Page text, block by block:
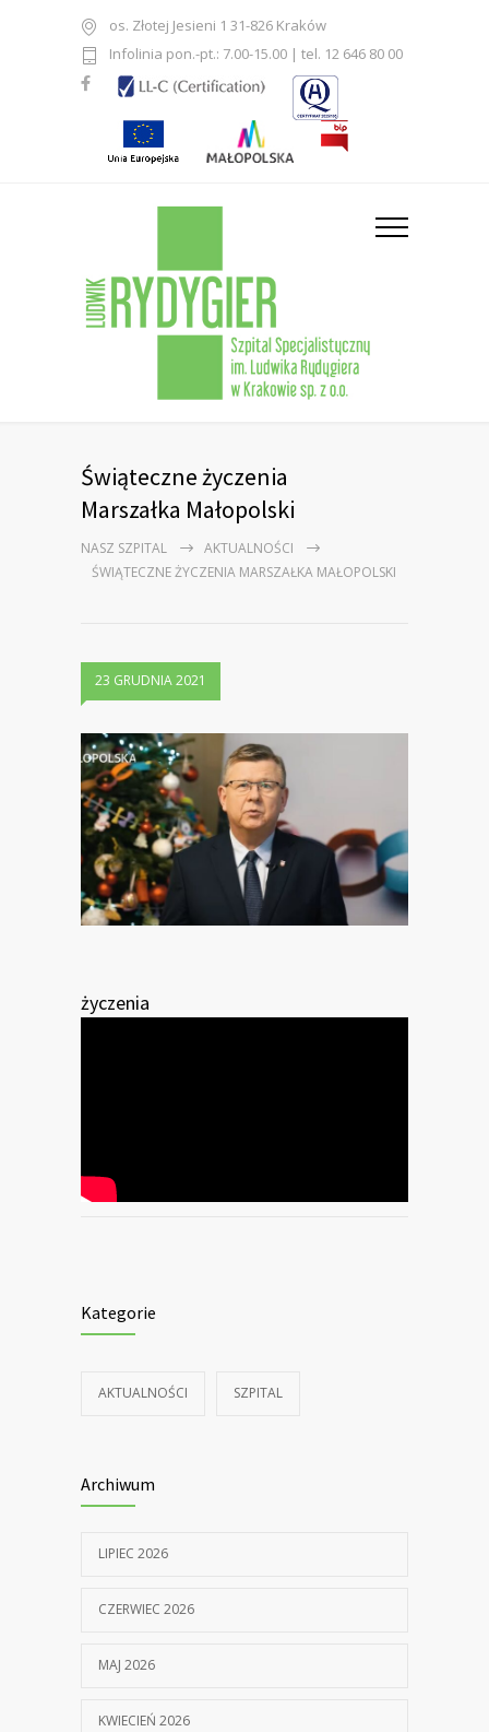
os. Złotej Jesieni 1 31-826 Kraków
Infolinia pon.-pt.: 7.00-15.00 | tel. 12 646 80 00
Świąteczne życzenia
Marszałka Małopolski
NASZ SZPITAL
AKTUALNOŚCI
ŚWIĄTECZNE ŻYCZENIA MARSZAŁKA MAŁOPOLSKI
23 GRUDNIA 2021
życzenia
Kategorie
AKTUALNOŚCI SZPITAL
Archiwum
LIPIEC 2026
CZERWIEC 2026
MAJ 2026
KWIECIEŃ 2026